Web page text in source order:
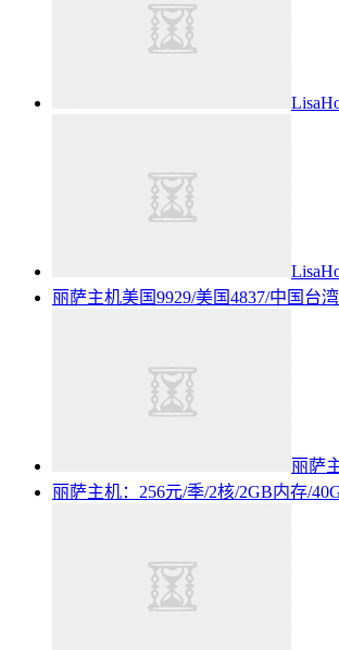
丽萨主机美国9929/美国4837/中国台
丽萨
丽萨主机：256元/季/2核/2GB内存/